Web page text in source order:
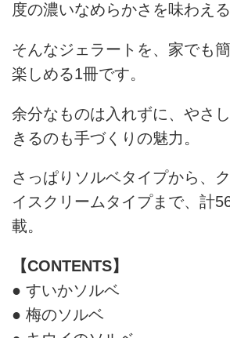
度の濃いなめらかさを味わえる
そんなジェラートを、家でも
楽しめる1冊です。
余分なものは入れずに、やさ
きるのも手づくりの魅力。
さっぱりソルベタイプから、
イスクリームタイプまで、計
載。
【CONTENTS】
● すいかソルベ
● 梅のソルベ